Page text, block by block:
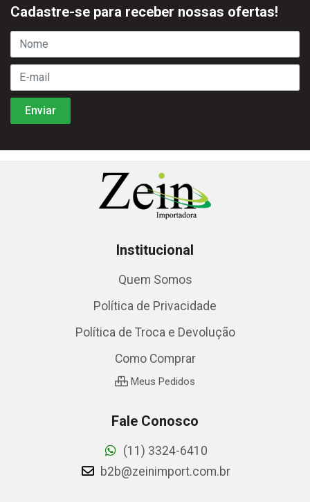
Cadastre-se para receber nossas ofertas!
Institucional
Quem Somos
Política de Privacidade
Política de Troca e Devolução
Como Comprar
Meus Pedidos
Fale Conosco
(11) 3324-6410
b2b@zeinimport.com.br